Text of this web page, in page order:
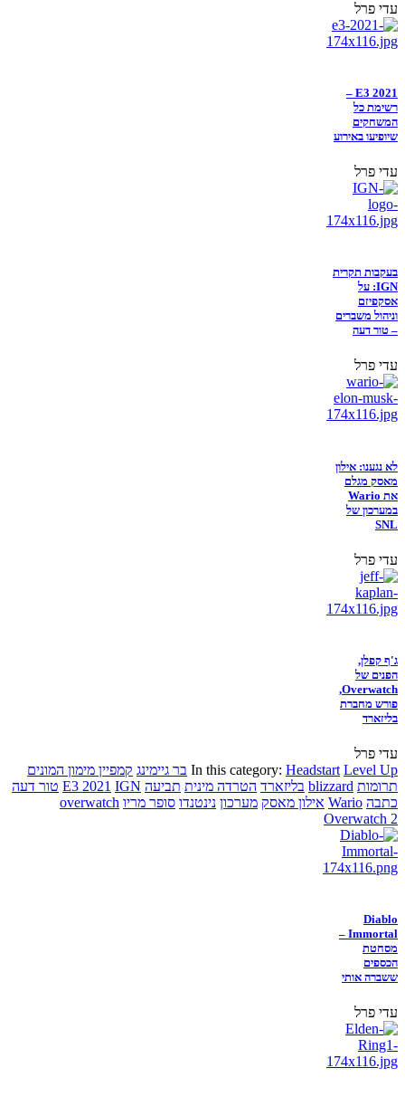
עדי פרל
E3 2021 –
רשימת כל
המשחקים
שיופיעו באירוע
עדי פרל
בעקבות תקרית
IGN: על
אסקפיזם
וניהול משברים
– טור דעה
עדי פרל
לא נגענו: אילון
מאסק מגלם
את Wario
במערכון של
SNL
עדי פרל
ג'ף קפלן,
הפנים של
Overwatch,
פורש מחברת
בליזארד
עדי פרל
In this category: Headstart Level Up בר גיימינג קמפיין מימון המונים
תרומות blizzard בליזארד הטרדה מינית תביעה E3 2021 IGN
טור דעה
כתבה Wario אילון מאסק מערכון נינטנדו סופר מריו overwatch
Overwatch 2
Diablo
Immortal –
מסחטת
הכספים
ששברה אותי
עדי פרל